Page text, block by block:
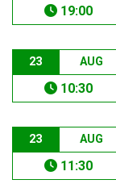
19:00
23 AUG
10:30
23 AUG
11:30